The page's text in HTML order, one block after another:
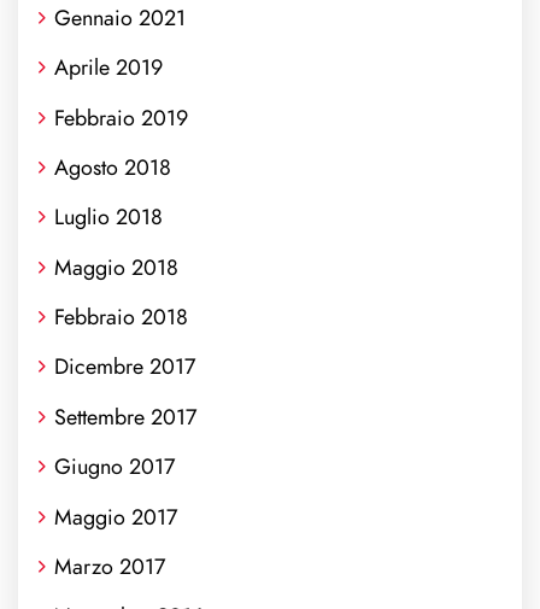
Gennaio 2021
Aprile 2019
Febbraio 2019
Agosto 2018
Luglio 2018
Maggio 2018
Febbraio 2018
Dicembre 2017
Settembre 2017
Giugno 2017
Maggio 2017
Marzo 2017